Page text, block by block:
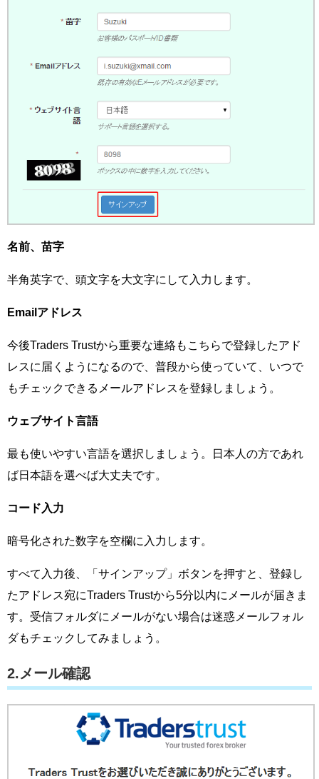
名前、苗字
半角英字で、頭文字を大文字にして入力します。
Emailアドレス
今後Traders Trustから重要な連絡もこちらで登録したアド
レスに届くようになるので、普段から使っていて、いつで
もチェックできるメールアドレスを登録しましょう。
ウェブサイト言語
最も使いやすい言語を選択しましょう。日本人の方であれ
ば日本語を選べば大丈夫です。
コード入力
暗号化された数字を空欄に入力します。
すべて入力後、「サインアップ」ボタンを押すと、登録し
たアドレス宛にTraders Trustから5分以内にメールが届きま
す。受信フォルダにメールがない場合は迷惑メールフォル
ダもチェックしてみましょう。
2.メール確認